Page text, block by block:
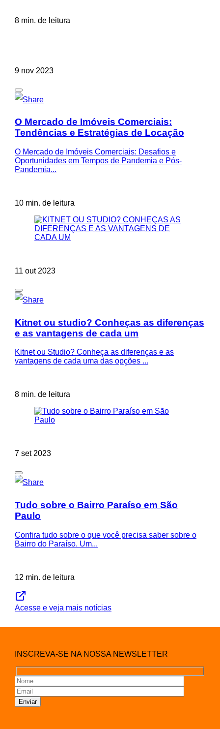
8 min. de leitura
9 nov 2023
O Mercado de Imóveis Comerciais:
Tendências e Estratégias de Locação
O Mercado de Imóveis Comerciais: Desafios e
Oportunidades em Tempos de Pandemia e Pós-
Pandemia...
10 min. de leitura
11 out 2023
Kitnet ou studio? Conheças as diferenças
e as vantagens de cada um
Kitnet ou Studio? Conheça as diferenças e as
vantagens de cada uma das opções ...
8 min. de leitura
7 set 2023
Tudo sobre o Bairro Paraíso em São
Paulo
Confira tudo sobre o que você precisa saber sobre o
Bairro do Paraíso. Um...
12 min. de leitura
Acesse e veja mais notícias
INSCREVA-SE NA NOSSA NEWSLETTER